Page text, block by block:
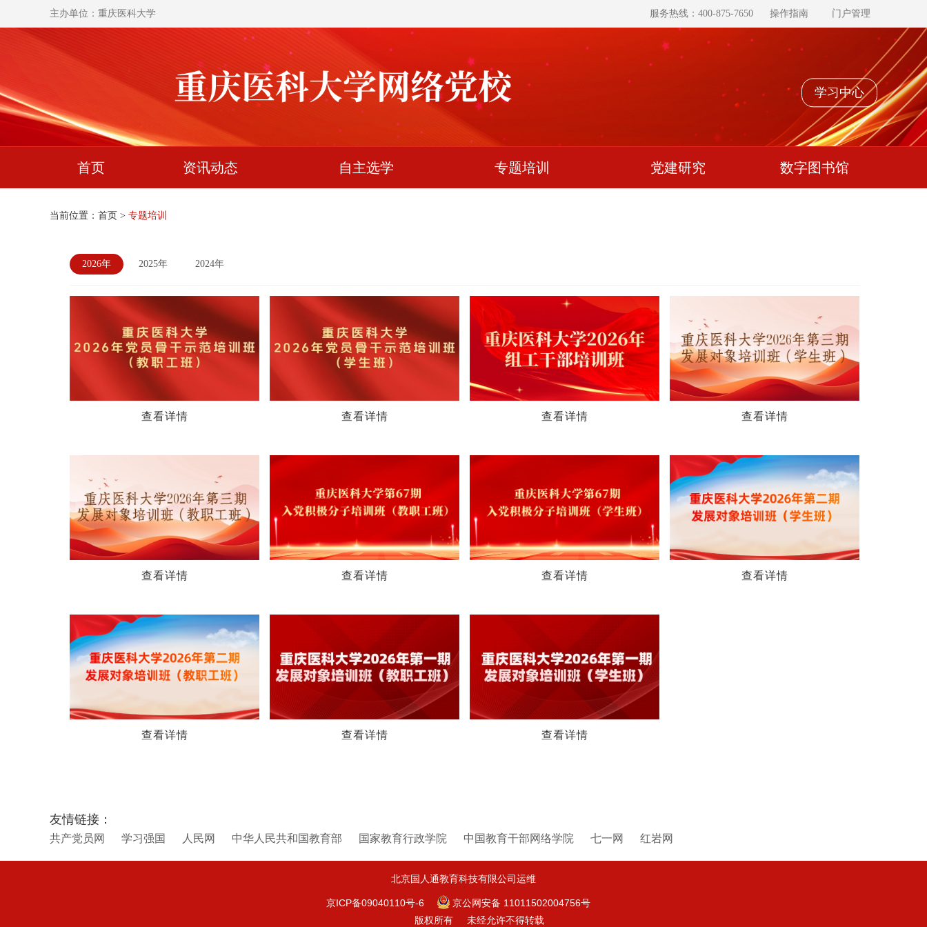
主办单位：重庆医科大学 服务热线：400-875-7650 操作指南 门户管理
学习中心
首页 资讯动态 自主选学 专题培训 党建研究 数字图书馆
当前位置： 首页 > 专题培训
2026年 2025年 2024年
查看详情 查看详情 查看详情 查看详情
查看详情 查看详情 查看详情 查看详情
查看详情 查看详情 查看详情
友情链接：
共产党员网 学习强国 人民网 中华人民共和国教育部 国家教育行政学院 中国教育干部网络学院 七一网 红岩网
北京国人通教育科技有限公司运维
京ICP备09040110号-6
京公网安备 11011502004756号
版权所有
未经允许不得转载